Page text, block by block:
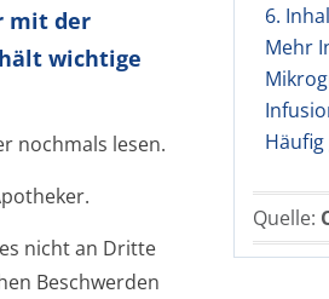
6.
Mehr
Quelle:
mit der
wichtige
nochmals lesen.
nicht an Dritte
Beschwerden